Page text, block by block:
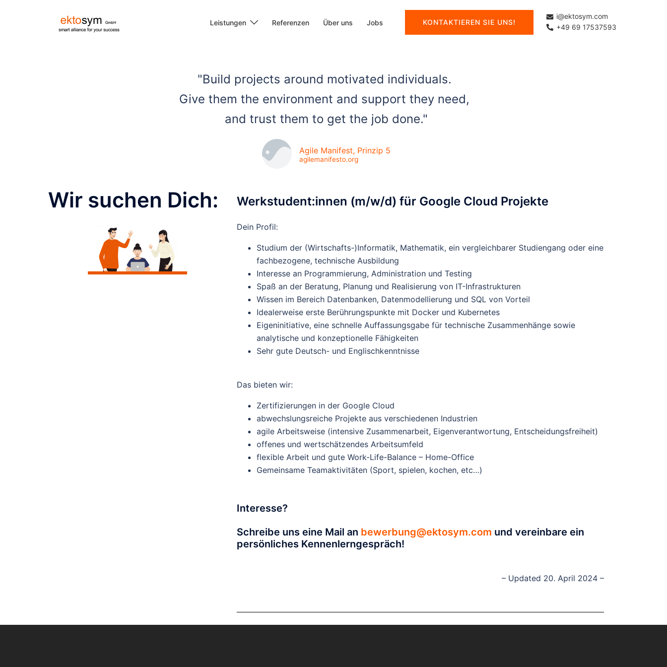
Leistungen Referenzen Über uns Jobs KONTAKTIEREN SIE UNS!
i@ektosym.com
+49 69 17537593
"Build projects around motivated individuals.
Give them the environment and support they need,
and trust them to get the job done."
Agile Manifest, Prinzip 5
agilemanifesto.org
Wir suchen Dich: Werkstudent:innen (m/w/d) für Google Cloud Projekte
Dein Profil:
Studium der (Wirtschafts-)Informatik, Mathematik, ein vergleichbarer Studiengang oder eine
fachbezogene, technische Ausbildung
Interesse an Programmierung, Administration und Testing
Spaß an der Beratung, Planung und Realisierung von IT-Infrastrukturen
Wissen im Bereich Datenbanken, Datenmodellierung und SQL von Vorteil
Idealerweise erste Berührungspunkte mit Docker und Kubernetes
Eigeninitiative, eine schnelle Auffassungsgabe für technische Zusammenhänge sowie
analytische und konzeptionelle Fähigkeiten
Sehr gute Deutsch- und Englischkenntnisse
Das bieten wir:
Zertifizierungen in der Google Cloud
abwechslungsreiche Projekte aus verschiedenen Industrien
agile Arbeitsweise (intensive Zusammenarbeit, Eigenverantwortung, Entscheidungsfreiheit)
offenes und wertschätzendes Arbeitsumfeld
flexible Arbeit und gute Work-Life-Balance – Home-Office
Gemeinsame Teamaktivitäten (Sport, spielen, kochen, etc…)
Interesse?
Schreibe uns eine Mail an bewerbung@ektosym.com und vereinbare ein
persönliches Kennenlerngespräch!
– Updated 20. April 2024 –